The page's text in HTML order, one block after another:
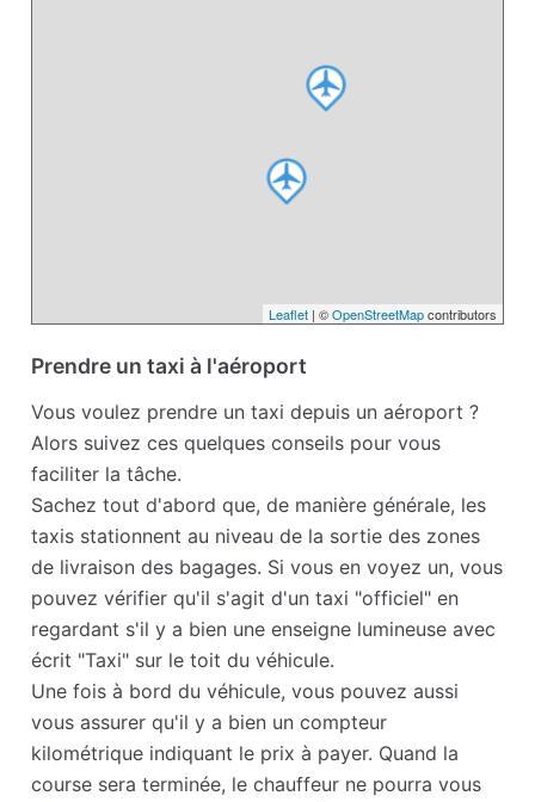
Leaflet| ©OpenStreetMapcontributors
Prendre un taxi à l'aéroport
Vous voulez prendre un taxi depuis un aéroport ?
Alors suivez ces quelques conseils pour vous
faciliter la tâche.
Sachez tout d'abord que, de manière générale, les
taxis stationnent au niveau de la sortie des zones
de livraison des bagages. Si vous en voyez un, vous
pouvez vérifier qu'il s'agit d'un taxi "officiel" en
regardant s'il y a bien une enseigne lumineuse avec
écrit "Taxi" sur le toit du véhicule.
Une fois à bord du véhicule, vous pouvez aussi
vous assurer qu'il y a bien un compteur
kilométrique indiquant le prix à payer. Quand la
course sera terminée, le chauffeur ne pourra vous